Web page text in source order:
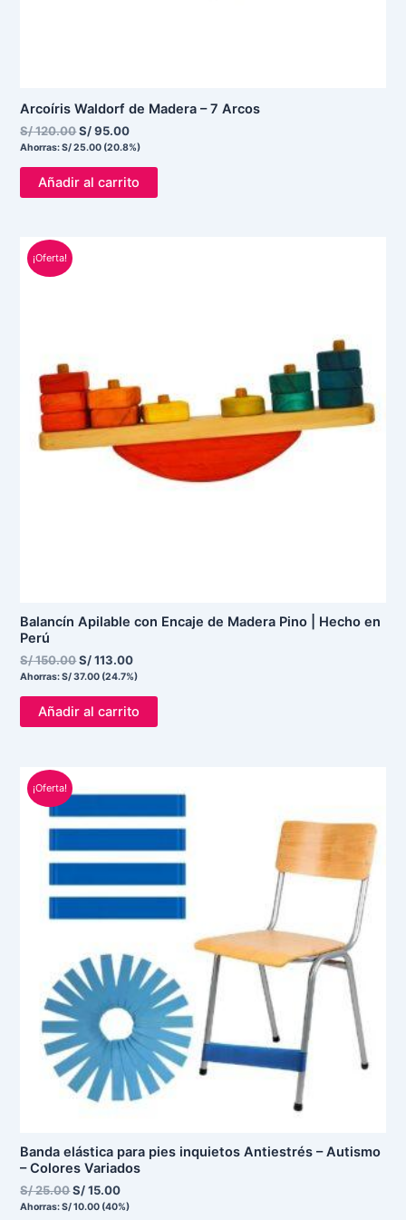
Arcoíris Waldorf de Madera – 7 Arcos
S/120.00S/95.00
Ahorras:S/25.00 (20.8%)
Añadir al carrito
¡Oferta!
Balancín Apilable con Encaje de Madera Pino | Hecho en
Perú
S/150.00S/113.00
Ahorras:S/37.00 (24.7%)
Añadir al carrito
¡Oferta!
Banda elástica para pies inquietos Antiestrés – Autismo
– Colores Variados
S/25.00
precio
era:
S/ 25.00.
S/15.00
es:
S/ 15.00.
Ahorras:S/10.00 (40%)